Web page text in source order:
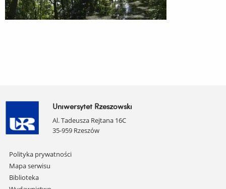
Uniwersytet Rzeszowski
Al. Tadeusza Rejtana 16C
35-959 Rzeszów
Pomiń
nawigację
i
przejdź
Polityka prywatności
Mapa serwisu
Biblioteka